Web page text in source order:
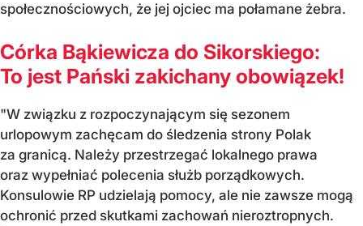
społecznościowych, że jej ojciec ma połamane żebra.
Córka Bąkiewicza do Sikorskiego:
To jest Pański zakichany obowiązek!
"W związku z rozpoczynającym się sezonem
urlopowym zachęcam do śledzenia strony Polak
za granicą. Należy przestrzegać lokalnego prawa
oraz wypełniać polecenia służb porządkowych.
Konsulowie RP udzielają pomocy, ale nie zawsze mogą
ochronić przed skutkami zachowań nieroztropnych.